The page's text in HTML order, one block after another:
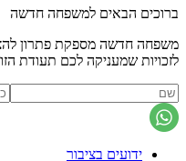
ברוכים הבאים למשפחה חדשה
משפחה חדשה מספקת פתרון
לזכויות שמעניקה לכם תעודת
ידועים בציבור